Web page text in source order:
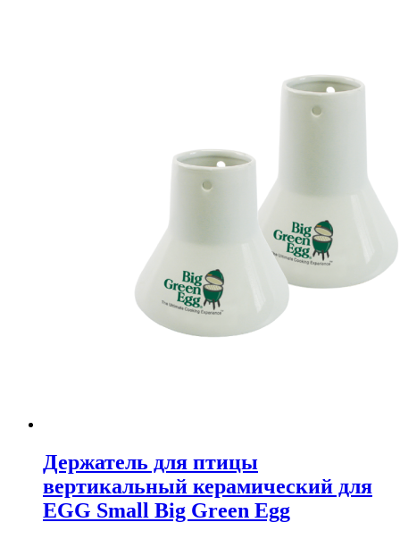
Держатель для птицы
вертикальный керамический для
EGG Small Big Green Egg